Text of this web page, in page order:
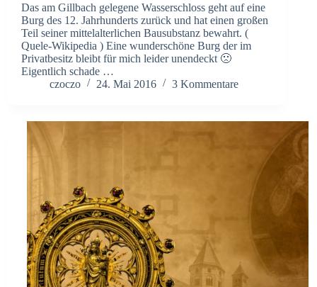
Das am Gillbach gelegene Wasserschloss geht auf eine
Burg des 12. Jahrhunderts zurück und hat einen großen
Teil seiner mittelalterlichen Bausubstanz bewahrt. (
Quele-Wikipedia ) Eine wunderschöne Burg der im
Privatbesitz bleibt für mich leider unendeckt 🙁
Eigentlich schade …
czoczo
24. Mai 2016 3 Kommentare